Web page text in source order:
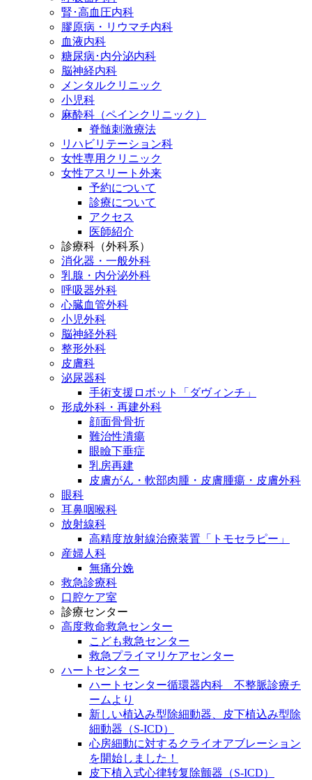
腎･高血圧内科
膠原病・リウマチ内科
血液内科
糖尿病･内分泌内科
脳神経内科
メンタルクリニック
小児科
麻酔科（ペインクリニック）
脊髄刺激療法
リハビリテーション科
女性専用クリニック
女性アスリート外来
予約について
診療について
アクセス
医師紹介
診療科（外科系）
消化器・一般外科
乳腺・内分泌外科
呼吸器外科
心臓血管外科
小児外科
脳神経外科
整形外科
皮膚科
泌尿器科
手術支援ロボット「ダヴィンチ」
形成外科・再建外科
顔面骨骨折
難治性潰瘍
眼瞼下垂症
乳房再建
皮膚がん・軟部肉腫・皮膚腫瘍・皮膚外科
眼科
耳鼻咽喉科
放射線科
高精度放射線治療装置「トモセラピー」
産婦人科
無痛分娩
救急診療科
口腔ケア室
診療センター
高度救命救急センター
こども救急センター
救急プライマリケアセンター
ハートセンター
ハートセンター循環器内科 不整脈診療チ
ームより
新しい植込み型除細動器、皮下植込み型除
細動器（S-ICD）
心房細動に対するクライオアブレーション
を開始しました！
皮下植入式心律转复除颤器（S-ICD）